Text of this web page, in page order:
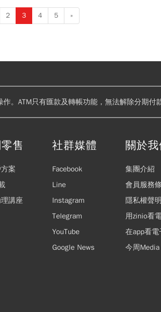
2 3 4 5 »
作。ATM只有匯款及轉帳功能，無法解除分期
售
案
講座
社群媒體
Facebook
Line
Instagram
Telegram
YouTube
Google News
關於我
集團介紹
會員服務
隱私權聲明
用zinio看
在app看
今周